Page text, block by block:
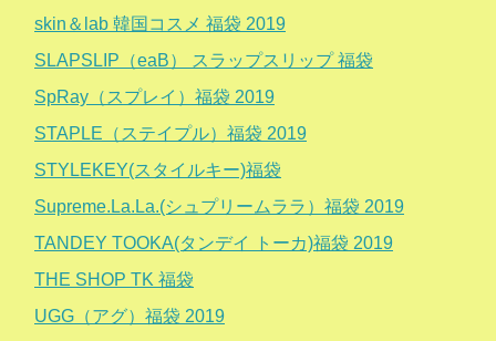
skin＆lab 韓国コスメ 福袋 2019
SLAPSLIP（eaB） スラップスリップ 福袋
SpRay（スプレイ）福袋 2019
STAPLE（ステイプル）福袋 2019
STYLEKEY(スタイルキー)福袋
Supreme.La.La.(シュプリームララ）福袋 2019
TANDEY TOOKA(タンデイ トーカ)福袋 2019
THE SHOP TK 福袋
UGG（アグ）福袋 2019